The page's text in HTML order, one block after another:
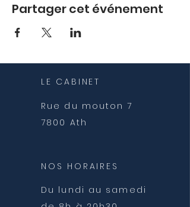
Partager cet événement
LE CABINET
Rue du mouton 7
7800 Ath
NOS HORAIRES
Du lundi au samedi